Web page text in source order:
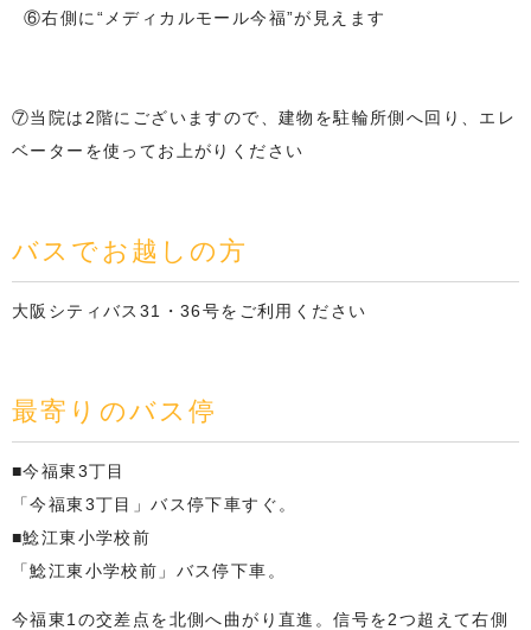
⑥右側に“メディカルモール今福”が見えます
⑦当院は2階にございますので、建物を駐輪所側へ回り、エレ
ベーターを使ってお上がりください
バスでお越しの方
大阪シティバス31・36号をご利用ください
最寄りのバス停
■今福東3丁目
「今福東3丁目」バス停下車すぐ。
■鯰江東小学校前
「鯰江東小学校前」バス停下車。
今福東1の交差点を北側へ曲がり直進。信号を2つ超えて右側